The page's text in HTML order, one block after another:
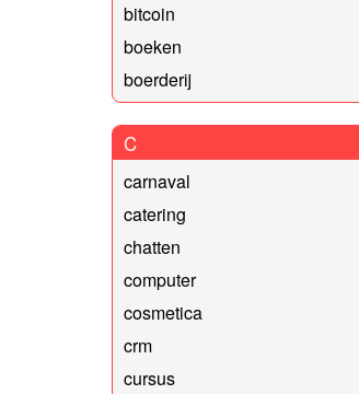
bitcoin
boeken
boerderij
C
carnaval
catering
chatten
computer
cosmetica
crm
cursus